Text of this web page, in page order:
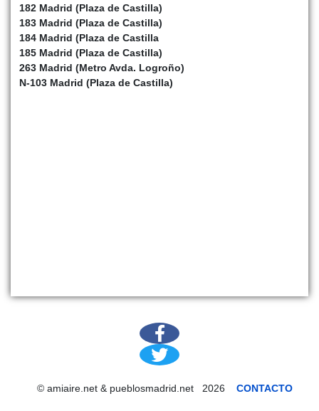
182 Madrid (Plaza de Castilla)
183 Madrid (Plaza de Castilla)
184 Madrid (Plaza de Castilla
185 Madrid (Plaza de Castilla)
263 Madrid (Metro Avda. Logroño)
N-103 Madrid (Plaza de Castilla)
© amiaire.net & pueblosmadrid.net 2026 CONTACTO